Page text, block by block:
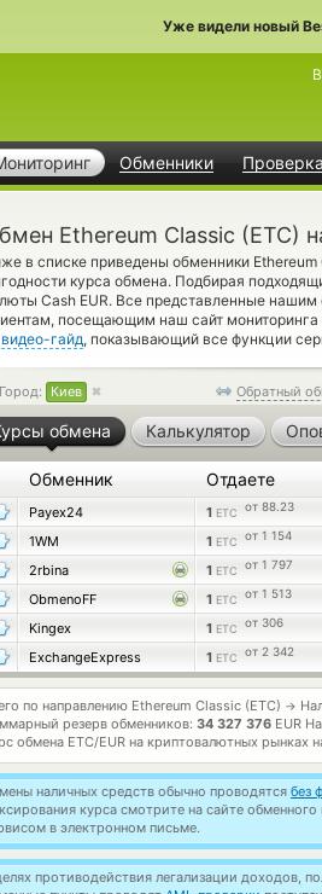
Уже видели новый
Обменники
Ethereum Classic (ETC)
в списке приведены обменники Ethereum
курса обмена. Подбирая
Cash EUR. Все представленные
посещающим наш сайт
видео-гайд, показывающий все функции
Обратный
Город: Киев
обмена Калькулятор
Обменник Отдаете
Payex24 1 ETC от 88.23
1WM
1 ETC от 1 154
2rbina
1 ETC от 1 797
ObmenoFF
1 ETC от 1 513
Kingex
1 ETC от 306
ExchangeExpress
1 ETC от 2 342
по направлению Ethereum Classic (ETC) →
резерв обменников: 34 327 376 EUR
обмена ETC/EUR на криптовалютных рынках
наличных средств обычно проводятся без
курса смотрите на сайте
в электронном письме.
противодействия легализации доходов,